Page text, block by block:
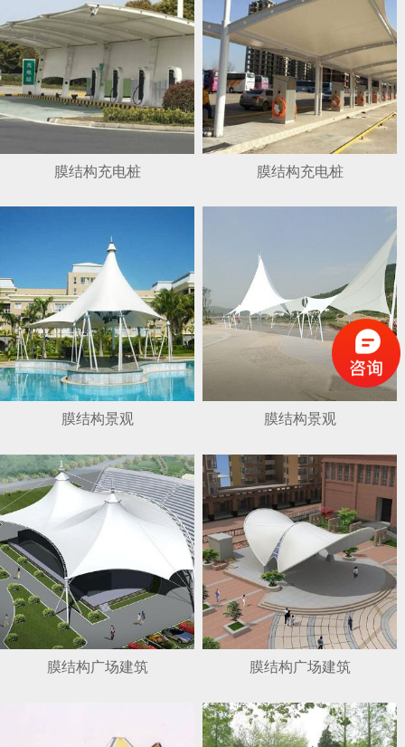
膜结构充电桩 膜结构充电桩
膜结构景观 膜结构景观
膜结构广场建筑 膜结构广场建筑